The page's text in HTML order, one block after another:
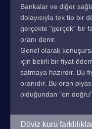
Bankalar ve diğer
dolayısıyla tek tip bir
gerçekte "gerçek" bir
oranı denir.
Genel olarak
için belirli bir fiyat
satmaya hazırdır. Bu
oranıdır. Bu oran
olduğundan "en
Döviz kuru